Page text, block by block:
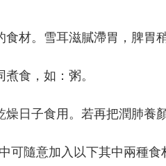
材。雪耳滋膩滯胃，脾胃
食，如：粥。
日子食用。若再把潤肺養
可隨意加入以下其中兩種食